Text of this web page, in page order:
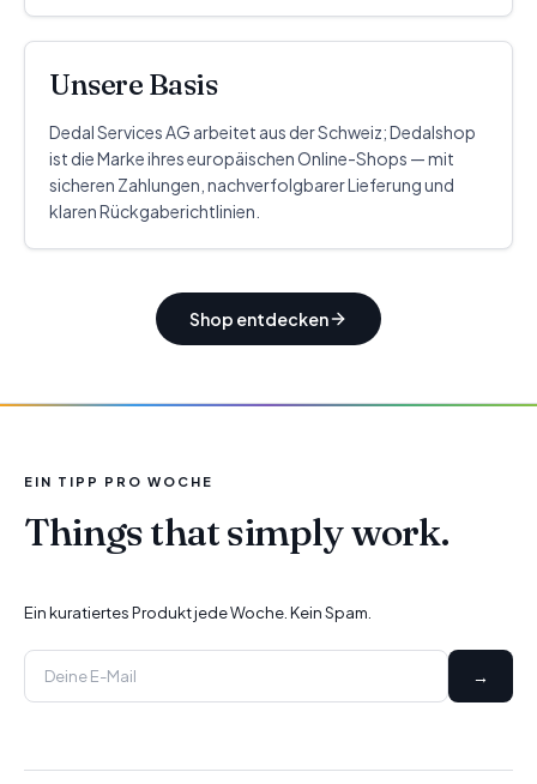
Unsere Basis
Dedal Services AG arbeitet aus der Schweiz; Dedalshop
ist die Marke ihres europäischen Online-Shops — mit
sicheren Zahlungen, nachverfolgbarer Lieferung und
klaren Rückgaberichtlinien.
Shop entdecken
EIN TIPP PRO WOCHE
Things that simply work.
Ein kuratiertes Produkt jede Woche. Kein Spam.
→